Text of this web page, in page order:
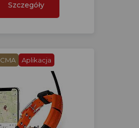
Szczegóły
Aplikacja